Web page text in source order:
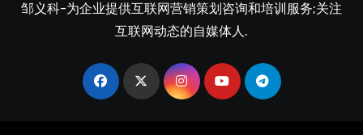
邹义科-为企业提供互联网营销策划咨询和培训服务;关注
互联网动态的自媒体人.